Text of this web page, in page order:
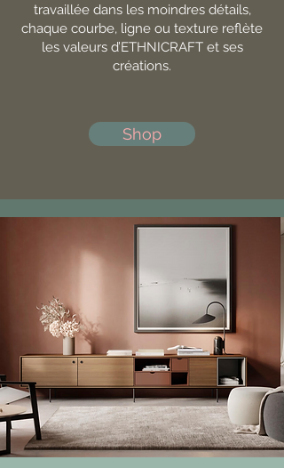
travaillée dans les moindres détails,
chaque courbe, ligne ou texture reflète
les valeurs d’ETHNICRAFT et ses
créations.
Shop